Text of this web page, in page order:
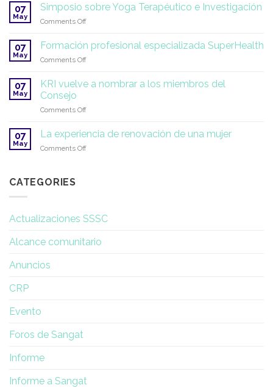
|
2026–
verano!
Tántrico
Blanco
07
May
Simposio sobre Yoga Terapéutico e Investigación
Comments Offon
sobre
Yoga
Investigación
07
May
Formación profesional especializada SuperHealth
Comments Offon
profesional
especializada
07
May
KRI vuelve a nombrar a los miembros del
Consejo
Comments Offon
vuelve
a
07
May
La experiencia de renovación de una mujer
Comments Offon
mujer
CATEGORIES
Actualizaciones SSSC
Alcance comunitario
Anuncios
CRP
Evento
Foros de Sangat
Informe
Informe a Sangat